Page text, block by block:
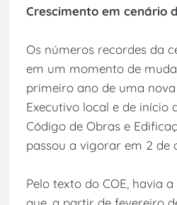
Crescimento em cenário
Os números recordes da
em um momento de
primeiro ano de uma
Executivo local e de início
Código de Obras e
passou a vigorar em 2 de
Pelo texto do COE, havia